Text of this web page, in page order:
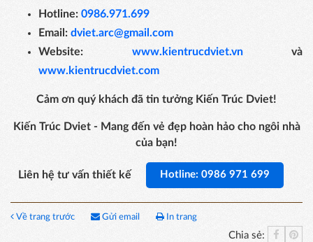
Hotline: 0986.971.699
Email: dviet.arc@gmail.com
Website: www.kientrucdviet.vnvà
www.kientrucdviet.com
Cảm ơn quý khách đã tin tưởng Kiến Trúc Dviet!
Kiến Trúc Dviet - Mang đến vẻ đẹp hoàn hảo cho ngôi nhà
của bạn!
Liên hệ tư vấn thiết kế Hotline: 0986 971 699
Về trang trước Gửi email In trang
Chia sẻ: